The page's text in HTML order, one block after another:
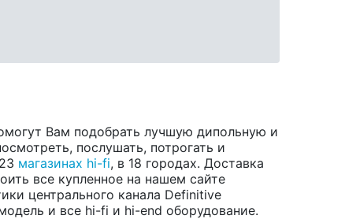
Вам подобрать лучшую дипольную и
послушать, потрогать и
магазинах hi-fi, в 18 городах. Доставка
все купленное на нашем сайте
центрального канала Definitive
и все hi-fi и hi-end оборудование.